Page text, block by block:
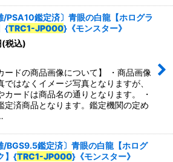
/PSA10鑑定済〕青眼の白龍【ホログラ
{TRC1-JP000}《モンスター》
(税込)
ードの商品画像について】 ・商品画像
ではなくイメージ写真となりますが、
カードは商品名の通りとなります。 ・
定済商品となります。鑑定機関の定め
/BGS9.5鑑定済〕青眼の白龍【ホログ
】{TRC1-JP000}《モンスター》